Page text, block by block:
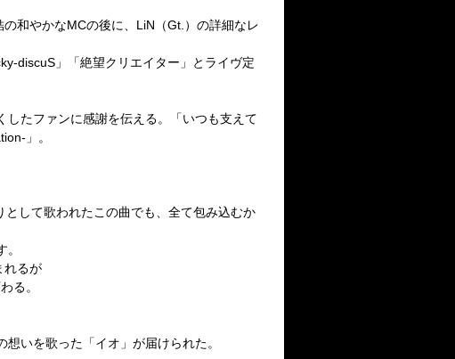
和やかなMCの後に、LiN（Gt.）の詳細なレ
discuS」「絶望クリエイター」とライヴ定
たファンに感謝を伝える。「いつも支えて
」。
して歌われたこの曲でも、全て包み込むか
れるが
る。
いを歌った「イオ」が届けられた。